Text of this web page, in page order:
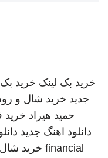
خرید بک لینک خرید
جدید خرید شال و
حمید هیراد خرید
دانلود اهنگ جدید
financial خرید